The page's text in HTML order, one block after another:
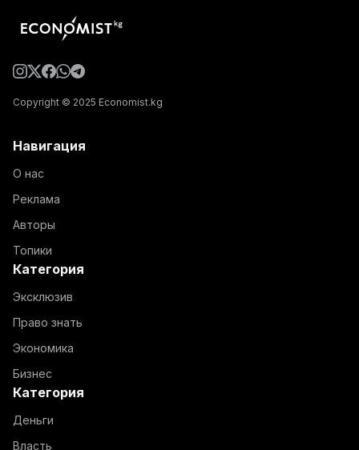
Copyright © 2025 Economist.kg
Навигация
О нас
Реклама
Авторы
Топики
Категория
Эксклюзив
Право знать
Экономика
Бизнес
Категория
Деньги
Власть